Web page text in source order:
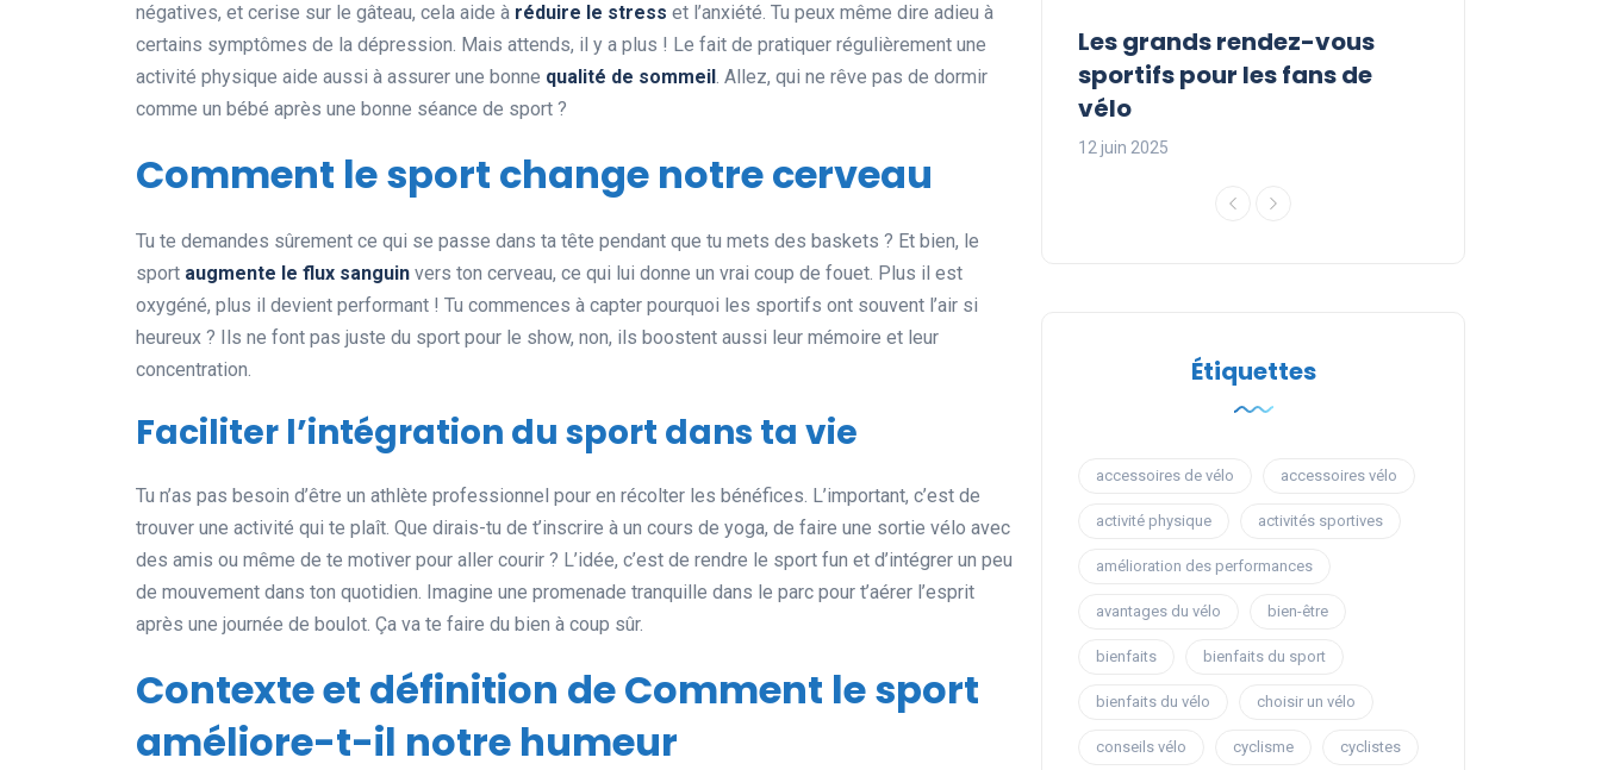
négatives, et cerise sur le gâteau, cela aide à réduire le stress et l’anxiété. Tu peux même dire adieu à
certains symptômes de la dépression. Mais attends, il y a plus ! Le fait de pratiquer régulièrement une
activité physique aide aussi à assurer une bonne qualité de sommeil. Allez, qui ne rêve pas de dormir
comme un bébé après une bonne séance de sport ?
Comment le sport change notre cerveau
Tu te demandes sûrement ce qui se passe dans ta tête pendant que tu mets des baskets ? Et bien, le
sport augmente le flux sanguin vers ton cerveau, ce qui lui donne un vrai coup de fouet. Plus il est
oxygéné, plus il devient performant ! Tu commences à capter pourquoi les sportifs ont souvent l’air si
heureux ? Ils ne font pas juste du sport pour le show, non, ils boostent aussi leur mémoire et leur
concentration.
Faciliter l’intégration du sport dans ta vie
Tu n’as pas besoin d’être un athlète professionnel pour en récolter les bénéfices. L’important, c’est de
trouver une activité qui te plaît. Que dirais-tu de t’inscrire à un cours de yoga, de faire une sortie vélo avec
des amis ou même de te motiver pour aller courir ? L’idée, c’est de rendre le sport fun et d’intégrer un peu
de mouvement dans ton quotidien. Imagine une promenade tranquille dans le parc pour t’aérer l’esprit
après une journée de boulot. Ça va te faire du bien à coup sûr.
Contexte et définition de Comment le sport
améliore-t-il notre humeur
Les records insolites et
surprenants en cyclisme et
Les grands rendez-vous
sportifs pour les fans de
vélo
12 juin 2025
Étiquettes
accessoires de vélo accessoires vélo
activité physique activités sportives
amélioration des performances
avantages du vélo bien-être
bienfaits bienfaits du sport
bienfaits du vélo choisir un vélo
conseils vélo cyclisme cyclistes